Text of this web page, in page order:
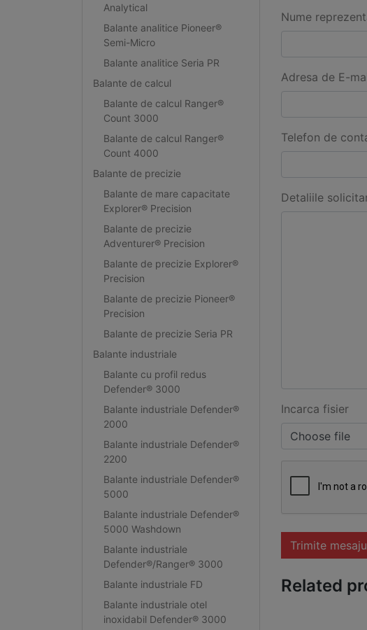
Analytical
Balante analitice Pioneer®
Semi-Micro
Balante analitice Seria PR
Balante de calcul
Balante de calcul Ranger®
Count 3000
Balante de calcul Ranger®
Count 4000
Balante de precizie
Balante de mare capacitate
Explorer® Precision
Balante de precizie
Adventurer® Precision
Balante de precizie Explorer®
Precision
Balante de precizie Pioneer®
Precision
Balante de precizie Seria PR
Balante industriale
Balante cu profil redus
Defender® 3000
Balante industriale Defender®
2000
Balante industriale Defender®
2200
Balante industriale Defender®
5000
Balante industriale Defender®
5000 Washdown
Balante industriale
Defender®/Ranger® 3000
Balante industriale FD
Balante industriale otel
inoxidabil Defender® 3000
Nume
Adresa de E-
Telefon de
Detaliile
Incarca fisier
Choose file
Trimite
Related